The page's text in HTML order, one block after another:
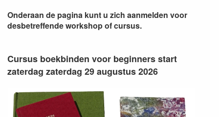
Onderaan de pagina kunt u zich aanmelden voor
desbetreffende workshop of cursus.
Cursus boekbinden voor beginners start
zaterdag zaterdag 29 augustus 2026